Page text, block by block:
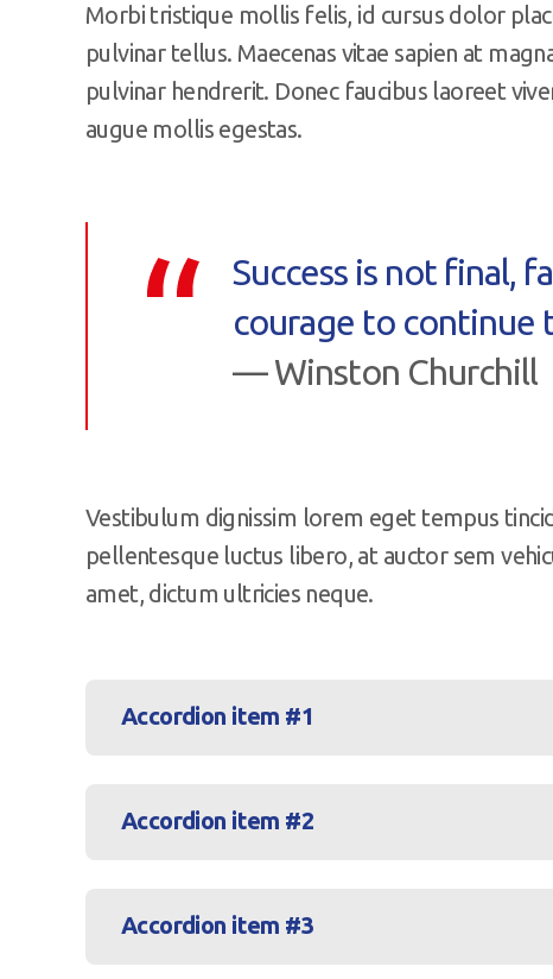
Morbi tristique mollis felis, id cursus dolor
pulvinar tellus. Maecenas vitae sapien at
pulvinar hendrerit. Donec faucibus laoreet
augue mollis egestas.
Success is not final,
courage to continue
— Winston Churchill
Vestibulum dignissim lorem eget tempus
pellentesque luctus libero, at auctor sem
amet, dictum ultricies neque.
Accordion item #1
Accordion item #2
Accordion item #3